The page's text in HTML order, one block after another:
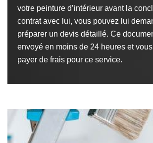
votre peinture d’intérieur avant la
contrat avec lui, vous pouvez lui
préparer un devis détaillé. Ce
envoyé en moins de 24 heures et vous
payer de frais pour ce service.